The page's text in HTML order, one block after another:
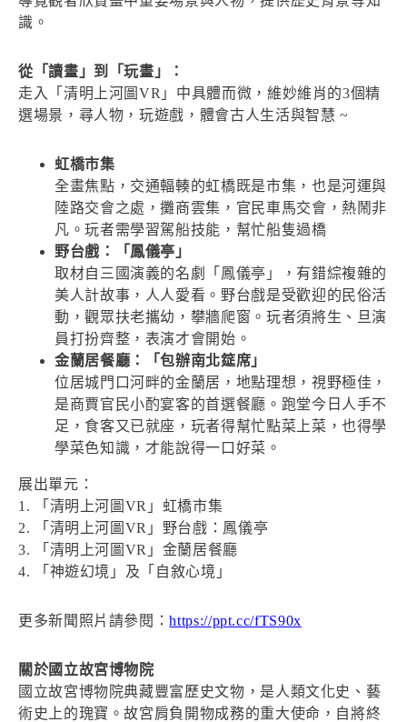
識。
從「讀畫」到「玩畫」：
走入「清明上河圖VR」中具體而微，維妙維肖的3個精
選場景，尋人物，玩遊戲，體會古人生活與智慧 ~
虹橋市集
全畫焦點，交通輻輳的虹橋既是市集，也是河運與
陸路交會之處，攤商雲集，官民車馬交會，熱鬧非
凡。玩者需學習駕船技能，幫忙船隻過橋
野台戲：「鳳儀亭」
取材自三國演義的名劇「鳳儀亭」，有錯綜複雜的
美人計故事，人人愛看。野台戲是受歡迎的民俗活
動，觀眾扶老攜幼，攀牆爬窗。玩者須將生、旦演
員打扮齊整，表演才會開始。
金蘭居餐廳：「包辦南北筵席」
位居城門口河畔的金蘭居，地點理想，視野極佳，
是商賈官民小酌宴客的首選餐廳。跑堂今日人手不
足，食客又已就座，玩者得幫忙點菜上菜，也得學
學菜色知識，才能說得一口好菜。
展出單元：
1. 「清明上河圖VR」虹橋市集
2. 「清明上河圖VR」野台戲：鳳儀亭
3. 「清明上河圖VR」金蘭居餐廳
4. 「神遊幻境」及「自敘心境」
更多新聞照片請參閱：https://ppt.cc/fTS90x
關於國立故宮博物院
國立故宮博物院典藏豐富歷史文物，是人類文化史、藝
術史上的瑰寶。故宮肩負開物成務的重大使命，自將終